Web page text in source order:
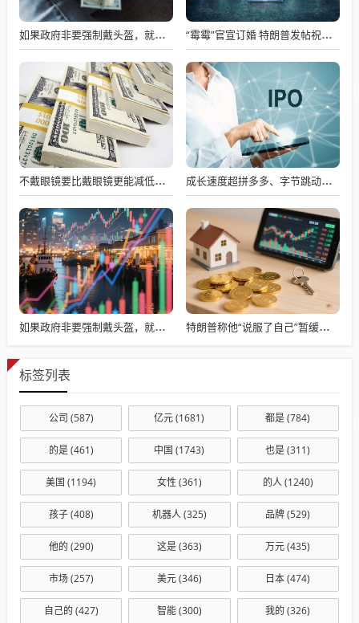
如果政府非要强制戴头盔，就得先让电动自行车有个放头盔的地方 “霉霉”官宣订婚 特朗普发帖祝贺！她个人财富已达16亿美元 未婚夫是橄榄球巨星
不戴眼镜要比戴眼镜更能减低近视度数 成长速度超拼多多、字节跳动，月之暗面“十角兽”的曲折之路
如果政府非要强制戴头盔，就得先让电动自行车有个放头盔的地方 特朗普称他“说服了自己”暂缓对伊朗采取军事行动！伊谴责七国集团！
标签列表
公司 (587) 亿元(1681) 都是(784)
的是(461) 中国 (1743) 也是(311)
美国 (1194) 女性 (361) 的人(1240)
孩子(408) 机器人(325) 品牌(529)
他的 (290) 这是(363) 万元(435)
市场(257) 美元(346) 日本(474)
自己的 (427) 智能(300) 我的 (326)